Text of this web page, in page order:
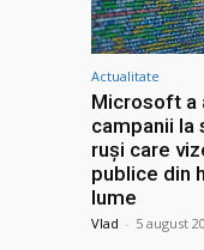
Actualitate
Microsoft a
campanii la
ruși care
publice din
lume
Vlad - 5 august